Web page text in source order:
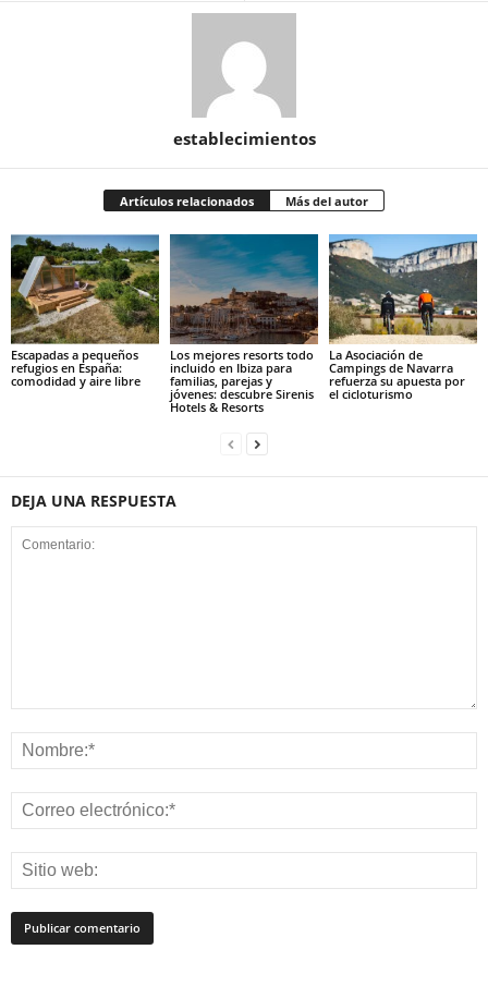
establecimientos
Artículos relacionados Más del autor
Escapadas a pequeños
refugios en España:
comodidad y aire libre
Los mejores resorts todo
incluido en Ibiza para
familias, parejas y
jóvenes: descubre Sirenis
Hotels & Resorts
La Asociación de
Campings de Navarra
refuerza su apuesta por
el cicloturismo
DEJA UNA RESPUESTA